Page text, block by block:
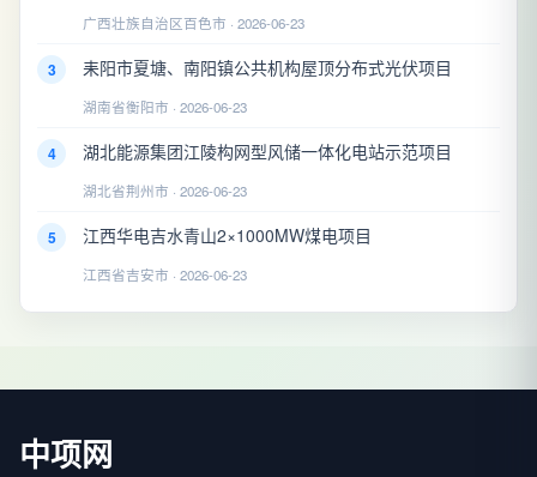
广西壮族自治区百色市 · 2026-06-23
3 耒阳市夏塘、南阳镇公共机构屋顶分布式光伏项目
湖南省衡阳市 · 2026-06-23
4 湖北能源集团江陵构网型风储一体化电站示范项目
湖北省荆州市 · 2026-06-23
5 江西华电吉水青山2×1000MW煤电项目
江西省吉安市 · 2026-06-23
中项网